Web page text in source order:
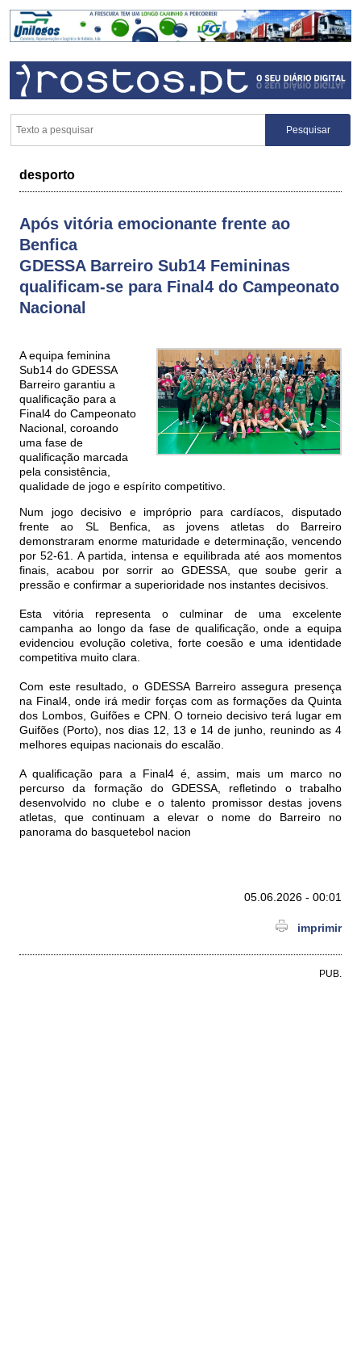
desporto
Após vitória emocionante frente ao
Benfica
GDESSA Barreiro Sub14 Femininas
qualificam-se para Final4 do Campeonato
Nacional
A equipa feminina
Sub14 do GDESSA
Barreiro garantiu a
qualificação para a
Final4 do Campeonato
Nacional, coroando
uma fase de
qualificação marcada
pela consistência,
qualidade de jogo e espírito competitivo.
Num jogo decisivo e impróprio para cardíacos, disputado
frente ao SL Benfica, as jovens atletas do Barreiro
demonstraram enorme maturidade e determinação, vencendo
por 52-61. A partida, intensa e equilibrada até aos momentos
finais, acabou por sorrir ao GDESSA, que soube gerir a
pressão e confirmar a superioridade nos instantes decisivos.
Esta vitória representa o culminar de uma excelente
campanha ao longo da fase de qualificação, onde a equipa
evidenciou evolução coletiva, forte coesão e uma identidade
competitiva muito clara.
Com este resultado, o GDESSA Barreiro assegura presença
na Final4, onde irá medir forças com as formações da Quinta
dos Lombos, Guifões e CPN. O torneio decisivo terá lugar em
Guifões (Porto), nos dias 12, 13 e 14 de junho, reunindo as 4
melhores equipas nacionais do escalão.
A qualificação para a Final4 é, assim, mais um marco no
percurso da formação do GDESSA, refletindo o trabalho
desenvolvido no clube e o talento promissor destas jovens
atletas, que continuam a elevar o nome do Barreiro no
panorama do basquetebol nacion
05.06.2026 - 00:01
imprimir
PUB.